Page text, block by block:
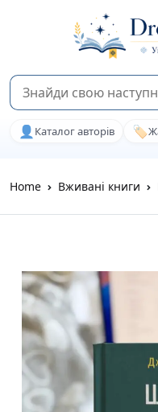
👤 Каталог авторів 🏷️
Home Вживані книги